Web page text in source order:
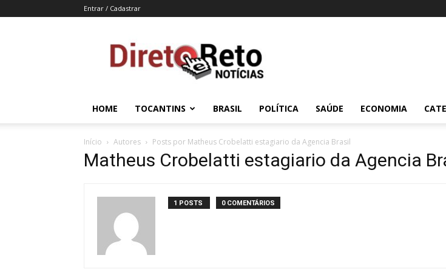
Entrar / Cadastrar
e
Reto
HOME TOCANTINS BRASIL POLÍTICA SAÚDE ECONOMIA
Início Autores Posts por Matheus Crobelatti estagiario da Agencia Brasil
Matheus Crobelatti estagiario da Agencia
1 POSTS 0 COMENTÁRIOS